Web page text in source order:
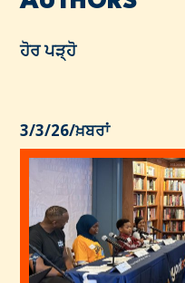
ਹੋਰ ਪੜ੍ਹੋ
3/3/26/ਖ਼ਬਰਾਂ